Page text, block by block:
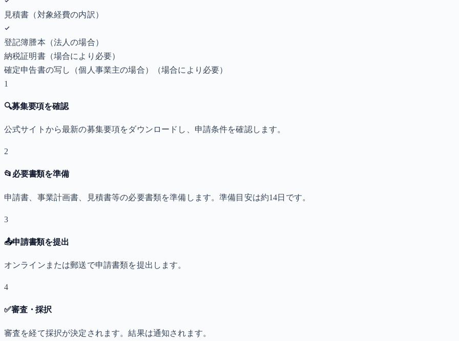
見積書（対象経費の内訳）
登記簿謄本（法人の場合）
納税証明書（場合により必要）
確定申告書の写し（個人事業主の場合）
（場合により必要）
1
🔍募集要項を確認
公式サイトから最新の募集要項をダウンロードし、申請条件を確認します。
2
📂 必要書類を準備
申請書、事業計画書、見積書等の必要書類を準備します。準備目安は約14日です。
3
📤申請書類を提出
オンラインまたは郵送で申請書類を提出します。
4
✅審査・採択
審査を経て採択が決定されます。結果は通知されます。